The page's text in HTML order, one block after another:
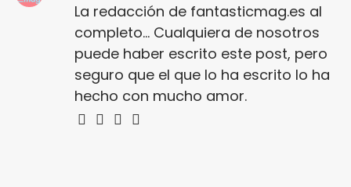
La redacción de fantasticmag.es al
completo... Cualquiera de nosotros
puede haber escrito este post, pero
seguro que el que lo ha escrito lo ha
hecho con mucho amor.